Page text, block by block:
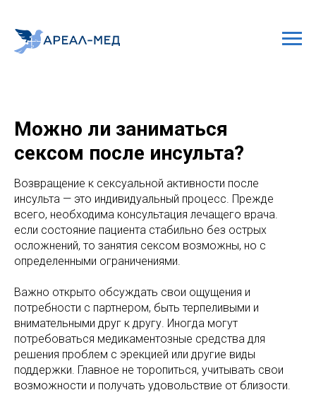
Можно ли заниматься
сексом после инсульта?
Возвращение к сексуальной активности после
инсульта — это индивидуальный процесс. Прежде
всего, необходима консультация лечащего врача.
если состояние пациента стабильно без острых
осложнений, то занятия сексом возможны, но с
определенными ограничениями.
Важно открыто обсуждать свои ощущения и
потребности с партнером, быть терпеливыми и
внимательными друг к другу. Иногда могут
потребоваться медикаментозные средства для
решения проблем с эрекцией или другие виды
поддержки. Главное не торопиться, учитывать свои
возможности и получать удовольствие от близости.